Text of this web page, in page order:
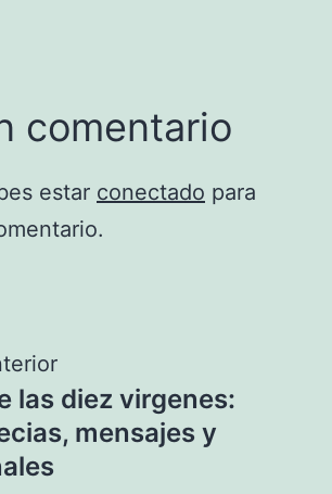
comentario
estar conectado para
las diez virgenes:
mensajes y